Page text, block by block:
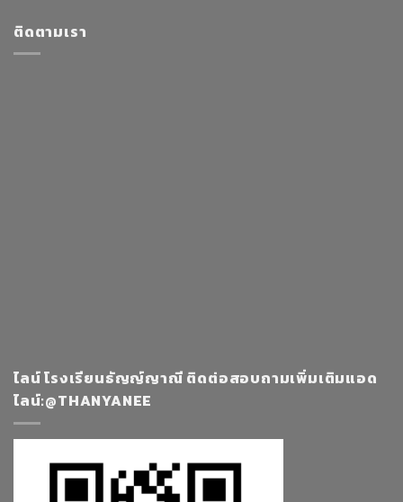
ติดตามเรา
ไลน์ โรงเรียนธัญญ์ญาณี ติดต่อสอบถามเพิ่มเติมแอด
ไลน์:@THANYANEE